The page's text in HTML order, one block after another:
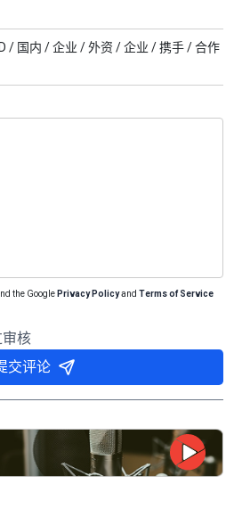
/ 国内 /企业 /外资 /企业 /携手 /合作
the Google Privacy Policyand Terms of Service
核
交评论